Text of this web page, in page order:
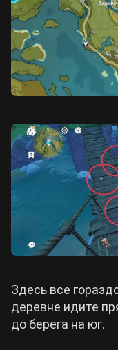
Здесь все
деревне идите
до берега на юг.